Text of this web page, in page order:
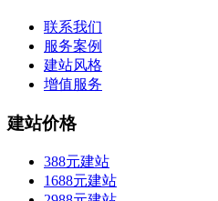
联系我们
服务案例
建站风格
增值服务
建站价格
388元建站
1688元建站